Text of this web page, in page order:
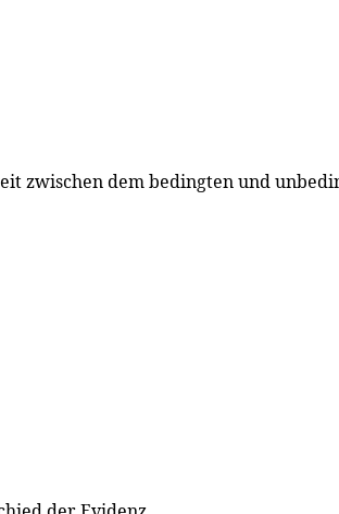
zwischen dem bedingten und